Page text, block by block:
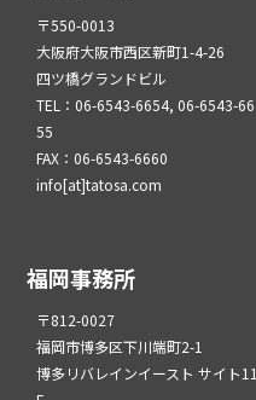
〒550-0013
大阪府大阪市西区新町1-4-26
四ツ橋グランドビル
TEL：06-6543-6654, 06-6543-66
55
FAX：06-6543-6660
info[at]tatosa.com
福岡事務所
〒812-0027
福岡市博多区下川端町2-1
博多リバレインイースト サイト11